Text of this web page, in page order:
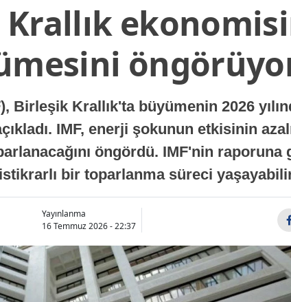
Birleşik Krallık'ta büyümenin 2026
IMF, enerji şokunun etkisinin
öngördü. IMF'nin raporuna
bir toparlanma süreci
Yayınlanma
16 Temmuz 2026 - 22:37